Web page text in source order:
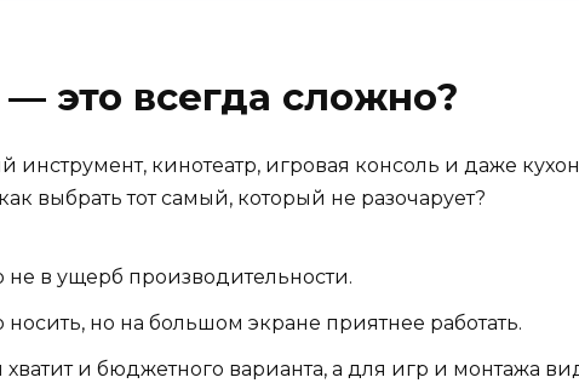
это всегда сложно?
инструмент, кинотеатр, игровая консоль и даже
выбрать тот самый, который не разочарует?
не в ущерб производительности.
но на большом экране приятнее работать.
и бюджетного варианта, а для игр и монтажа